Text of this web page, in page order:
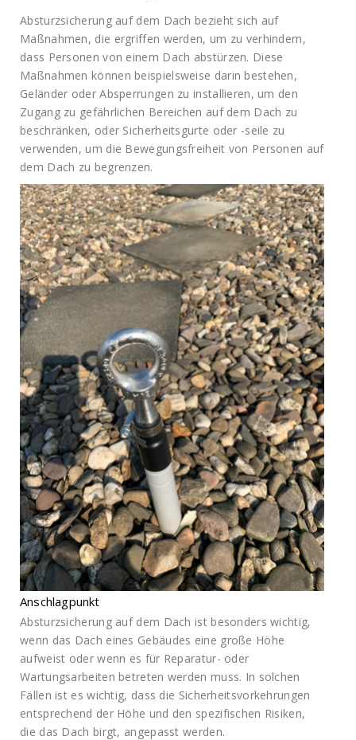
Absturzsicherung auf dem Dach bezieht sich auf
Maßnahmen, die ergriffen werden, um zu verhindern,
dass Personen von einem Dach abstürzen. Diese
Maßnahmen können beispielsweise darin bestehen,
Geländer oder Absperrungen zu installieren, um den
Zugang zu gefährlichen Bereichen auf dem Dach zu
beschränken, oder Sicherheitsgurte oder -seile zu
verwenden, um die Bewegungsfreiheit von Personen auf
dem Dach zu begrenzen.
Anschlagpunkt
Absturzsicherung auf dem Dach ist besonders wichtig,
wenn das Dach eines Gebäudes eine große Höhe
aufweist oder wenn es für Reparatur- oder
Wartungsarbeiten betreten werden muss. In solchen
Fällen ist es wichtig, dass die Sicherheitsvorkehrungen
entsprechend der Höhe und den spezifischen Risiken,
die das Dach birgt, angepasst werden.